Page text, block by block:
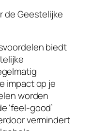
de Geestelijke
biedt
impact op je
worden
‘feel-good’
vermindert